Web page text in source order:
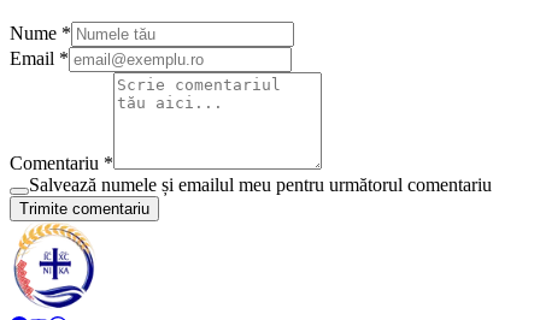
Nume *
Email *
Comentariu *
Salvează numele și emailul meu pentru următorul comentariu
Trimite comentariu